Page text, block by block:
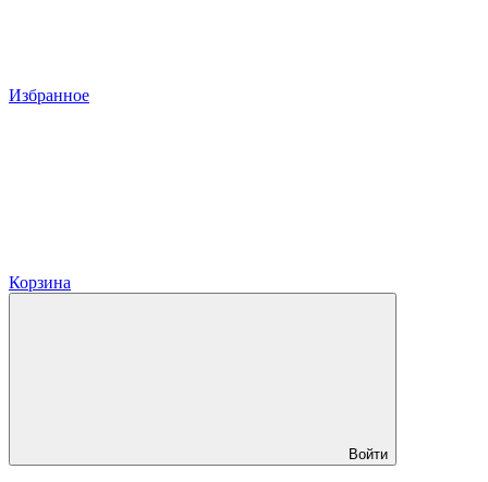
Избранное
Корзина
Войти